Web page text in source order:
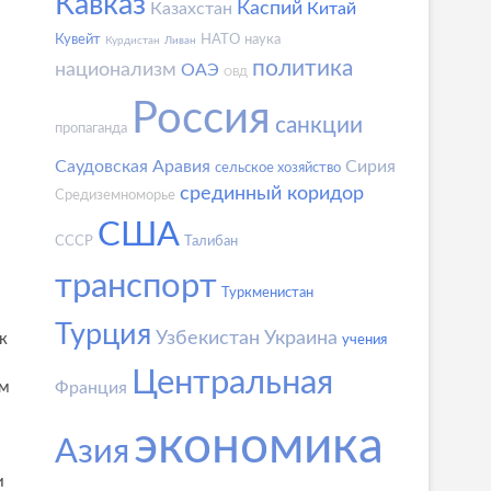
Казахстан Каспий Китай
Кувейт Курдистан Ливан НАТО наука
национализм ОАЭ ОВД политика
пропаганда Россия санкции
Саудовская Аравия сельское хозяйство Сирия
Средиземноморье срединный коридор
СССР США Талибан
транспорт Туркменистан
Турция Узбекистан Украина учения
Франция Центральная
Азия экономика